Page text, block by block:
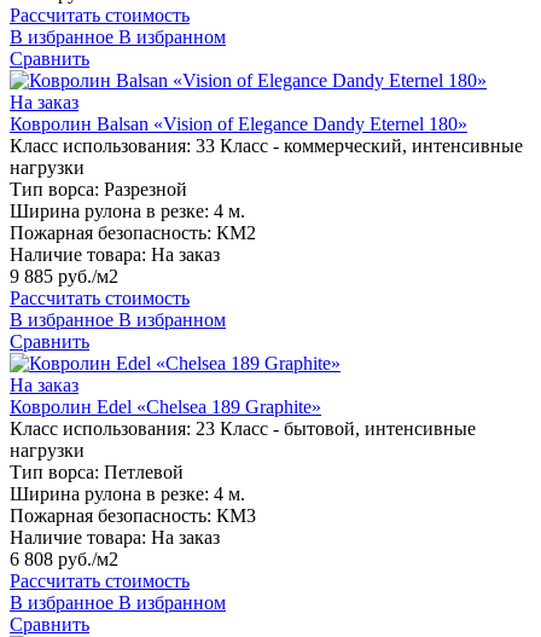
Рассчитать стоимость
В избранное В избранном
Сравнить
На заказ
Ковролин Balsan «Vision of Elegance Dandy Eternel 180»
Класс использования: 33 Класс - коммерческий, интенсивные
нагрузки
Тип ворса: Разрезной
Ширина рулона в резке: 4 м.
Пожарная безопасность: КМ2
Наличие товара: На заказ
9 885 руб./м2
Рассчитать стоимость
В избранное В избранном
Сравнить
На заказ
Ковролин Edel «Chelsea 189 Graphite»
Класс использования: 23 Класс - бытовой, интенсивные
нагрузки
Тип ворса: Петлевой
Ширина рулона в резке: 4 м.
Пожарная безопасность: КМ3
Наличие товара: На заказ
6 808 руб./м2
Рассчитать стоимость
В избранное В избранном
Сравнить